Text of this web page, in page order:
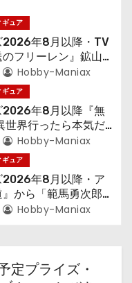
ギュア
2026年8月以降・TV
フリーレン』鉱山で
になっっちゃった
を立体化！
Hobby-Maniax
ギュア
2026年8月以降『無
界行ったら本気だ
キシー」のフィギュ
Hobby-Maniax
ギュア
2026年8月以降・ア
から「範馬勇次郎」
Hobby-Maniax
定プライズ・